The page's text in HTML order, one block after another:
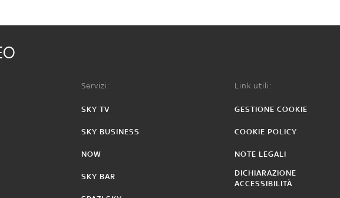
Servizi:
SKY TV
SKY BUSINESS
NOW
SKY BAR
Link utili:
GESTIONE COOKIE
COOKIE POLICY
NOTE LEGALI
DICHIARAZIONE
ACCESSIBILITÀ